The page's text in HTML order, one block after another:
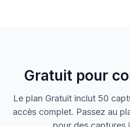
Gratuit pour
Le plan Gratuit inclut 50
accès complet. Passez au